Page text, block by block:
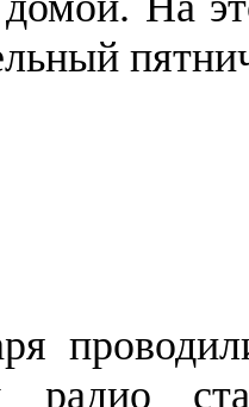
радио